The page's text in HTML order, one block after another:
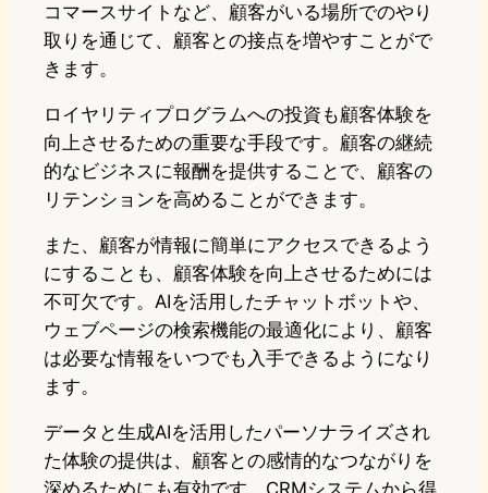
コマースサイトなど、顧客がいる場所でのやり
取りを通じて、顧客との接点を増やすことがで
きます。
ロイヤリティプログラムへの投資も顧客体験を
向上させるための重要な手段です。顧客の継続
的なビジネスに報酬を提供することで、顧客の
リテンションを高めることができます。
また、顧客が情報に簡単にアクセスできるよう
にすることも、顧客体験を向上させるためには
不可欠です。AIを活用したチャットボットや、
ウェブページの検索機能の最適化により、顧客
は必要な情報をいつでも入手できるようになり
ます。
データと生成AIを活用したパーソナライズされ
た体験の提供は、顧客との感情的なつながりを